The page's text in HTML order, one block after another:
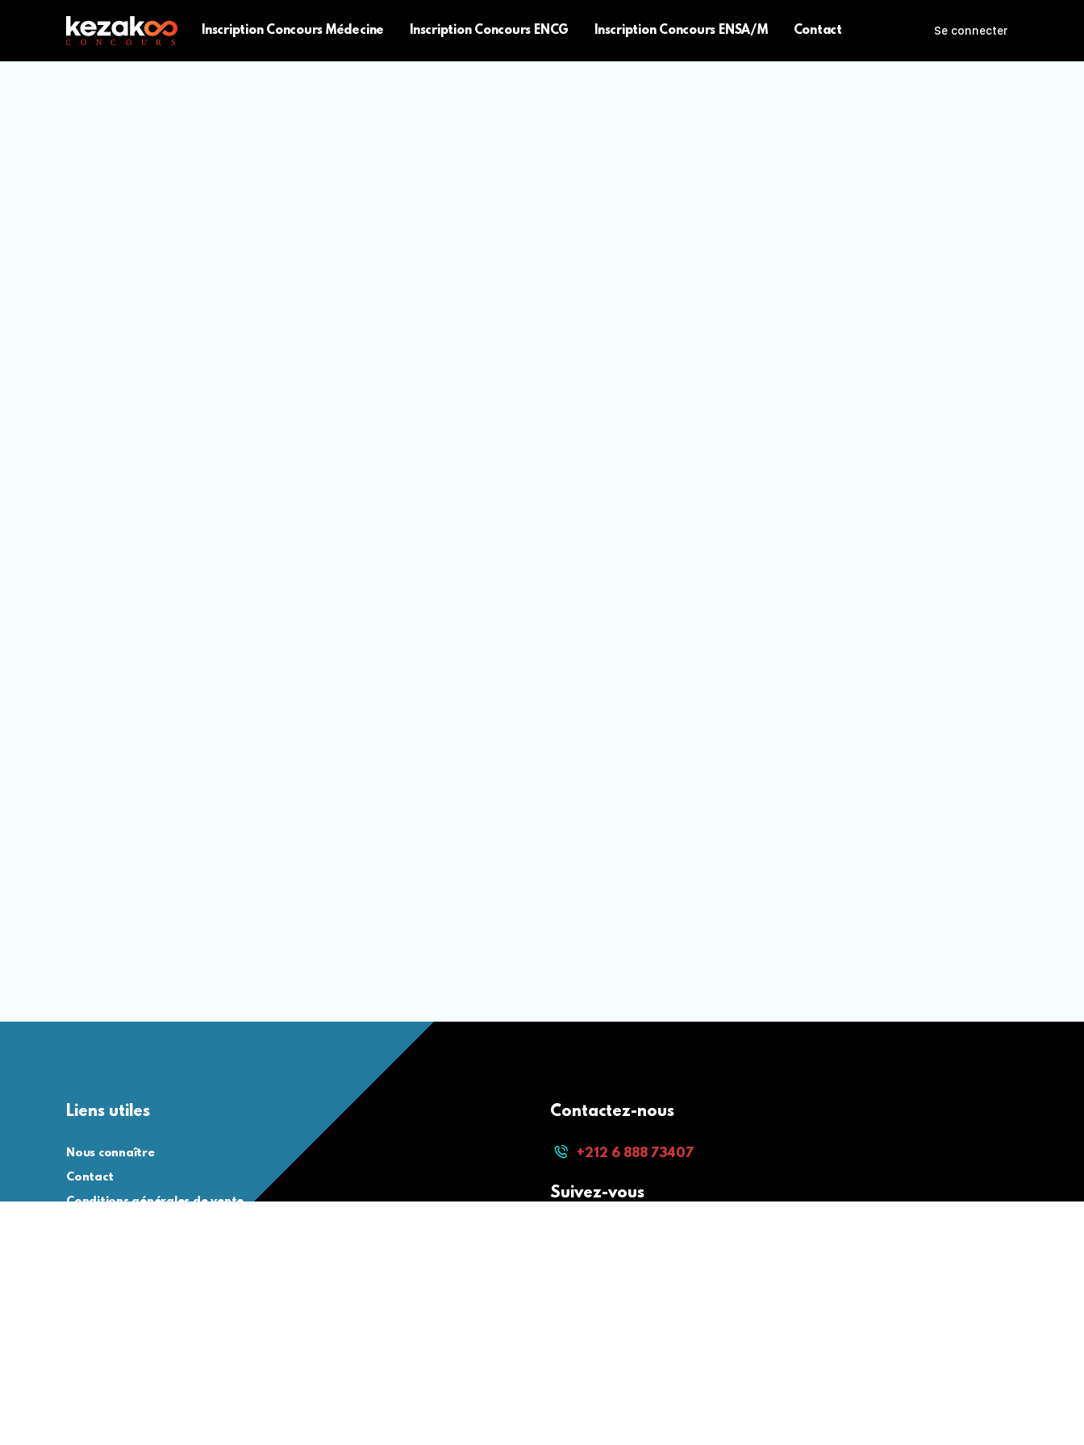
Inscription Concours Médecine Inscription Concours ENCG Inscription Concours ENSA/M Contact Se connecter
Liens utiles
Nous connaître
Contact
Conditions générales de vente
Contactez-nous
+212 6 888 73407
Suivez-vous